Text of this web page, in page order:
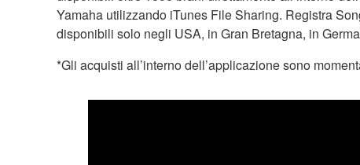
Yamaha utilizzando iTunes File Sharing. Registra
disponibili solo negli USA, in Gran Bretagna, in
*Gli acquisti all’interno dell’applicazione sono